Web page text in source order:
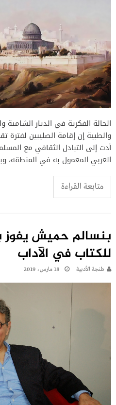
الحالة الفكرية في الديار الشامية
والطبية إن إقامة الصليبين
أدت إلى التبادل الثقافي مع
العربي المعمول به في المنطقه،
متابعة القراءة
بنسالم حميش يفوز
للكتاب في الآداب
طنجة الأدبية 18 مارس، 2019